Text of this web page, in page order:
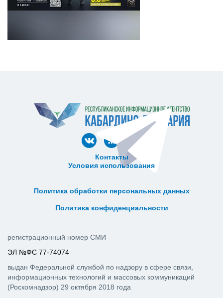
Контакты
Условия использования
Политика обработки персональных данных
Политика конфиденциальности
регистрационный номер СМИ
ЭЛ №ФС 77-74074
выдан Федеральной службой по надзору в сфере связи,
информационных технологий и массовых коммуникаций
(Роскомнадзор) 29 октября 2018 года